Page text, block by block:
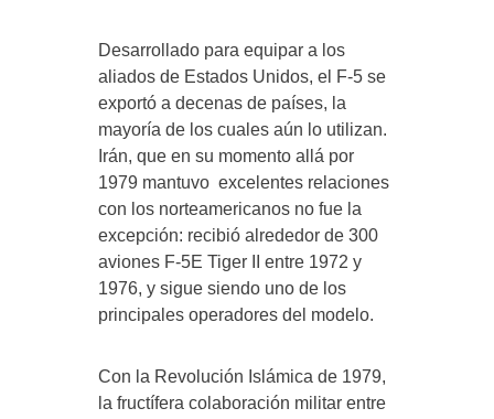
Desarrollado para equipar a los
aliados de Estados Unidos, el F-5 se
exportó a decenas de países, la
mayoría de los cuales aún lo utilizan.
Irán, que en su momento allá por
1979 mantuvo excelentes relaciones
con los norteamericanos no fue la
excepción: recibió alrededor de 300
aviones F-5E Tiger II entre 1972 y
1976, y sigue siendo uno de los
principales operadores del modelo.
Con la Revolución Islámica de 1979,
la fructífera colaboración militar entre